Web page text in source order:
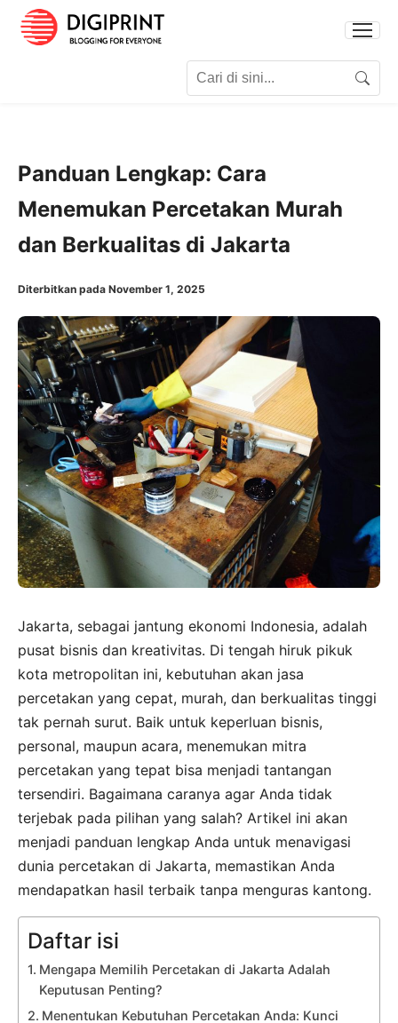
Search
Panduan Lengkap: Cara
Menemukan Percetakan Murah
dan Berkualitas di Jakarta
Diterbitkan pada November 1, 2025
Jakarta, sebagai jantung ekonomi Indonesia, adalah
pusat bisnis dan kreativitas. Di tengah hiruk pikuk
kota metropolitan ini, kebutuhan akan jasa
percetakan yang cepat, murah, dan berkualitas tinggi
tak pernah surut. Baik untuk keperluan bisnis,
personal, maupun acara, menemukan mitra
percetakan yang tepat bisa menjadi tantangan
tersendiri. Bagaimana caranya agar Anda tidak
terjebak pada pilihan yang salah? Artikel ini akan
menjadi panduan lengkap Anda untuk menavigasi
dunia percetakan di Jakarta, memastikan Anda
mendapatkan hasil terbaik tanpa menguras kantong.
Daftar isi
Mengapa Memilih Percetakan di Jakarta Adalah
Keputusan Penting?
Menentukan Kebutuhan Percetakan Anda: Kunci